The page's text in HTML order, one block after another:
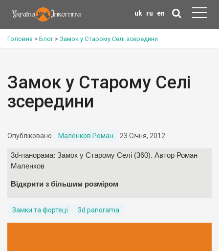
uk ru en
Головна > Блог> Замок у Старому Селі зсередини
Замок у Старому Селі
зсередини
Опубліковано Маленков Роман 23 Січня, 2012
3d-панорама: Замок у Старому Селі (360). Автор Роман
Маленков
Відкрити з більшим розміром
Замки та фортеці 3d panorama